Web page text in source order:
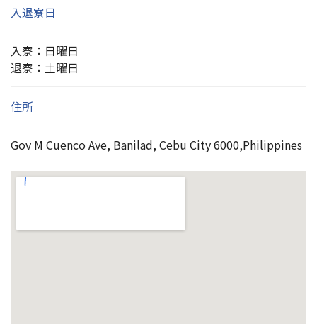
入退寮日
入寮：日曜日
退寮：土曜日
住所
Gov M Cuenco Ave, Banilad, Cebu City 6000,Philippines